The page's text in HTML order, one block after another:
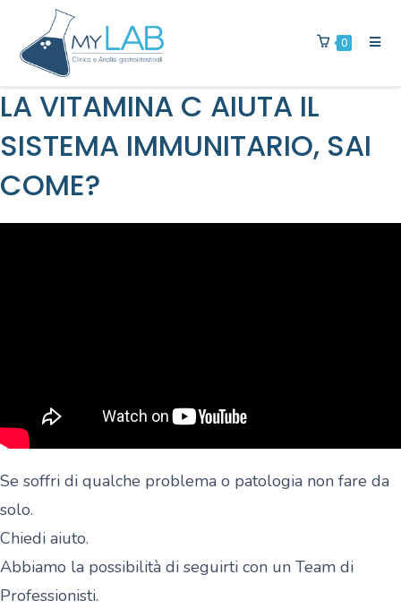
0
LA VITAMINA C AIUTA IL
SISTEMA IMMUNITARIO, SAI
COME?
Se soffri di qualche problema o patologia non fare da
solo.
Chiedi aiuto.
Abbiamo la possibilità di seguirti con un Team di
Professionisti.